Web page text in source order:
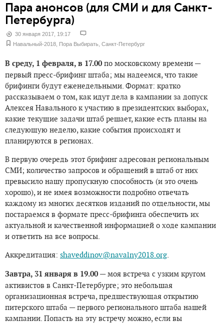
Пара анонсов (для СМИ и для Санкт-
Петербурга)
30 января 2017, 19:17
Навальный-2018 Пора Выбирать Санкт-Петербург
В среду, 1 февраля, в 17.00 по московскому времени —
первый пресс-брифинг штаба; мы надеемся, что такие
брифинги будут еженедельными. Формат: кратко
рассказываем о том, как идут дела в кампании за допуск
Алексея Навального к участию в президентских выборах,
какие текущие задачи штаб решает, какие есть планы на
следующую неделю, какие события происходят и
планируются в регионах.
В первую очередь этот брифинг адресован региональным
СМИ; количество запросов и обращений в штаб от них
превысило нашу пропускную способность (и это очень
хорошо), и не имея возможности подробно отвечать
каждому из многих десятков изданий по отдельности, мы
постараемся в формате пресс-брифинга обеспечить их
актуальной и качественной информацией о ходе кампании
и ответить на все вопросы.
Аккредитация: shaveddinov@navalny2018.org.
Завтра, 31 января в 19.00 — моя встреча с узким кругом
активистов в Санкт-Петербурге; это небольшая
организационная встреча, предшествующая открытию
питерского штаба — первого регионального штаба нашей
кампании. Попасть на эту встречу можно, если вы